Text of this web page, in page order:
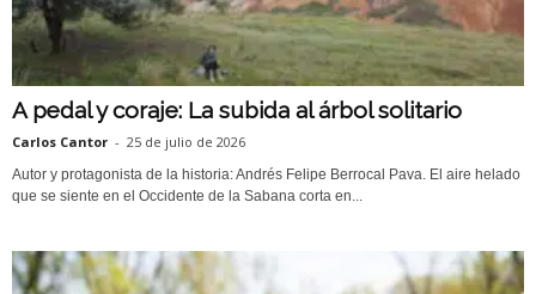
A pedal y coraje: La subida al árbol solitario
Carlos Cantor - 25 de julio de 2026
Autor y protagonista de la historia: Andrés Felipe Berrocal Pava. El aire helado
que se siente en el Occidente de la Sabana corta en...